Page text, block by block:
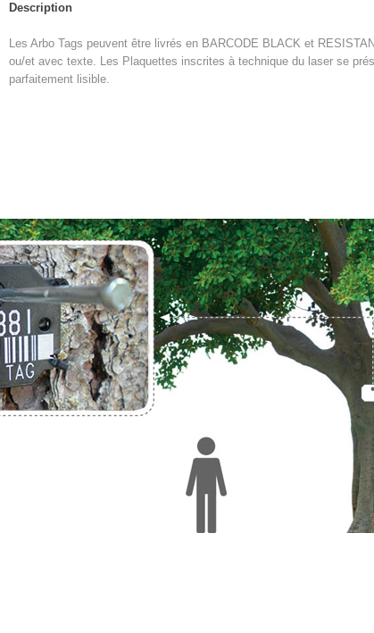
Description
Les Arbo Tags peuvent être livrés en BARCODE BLACK et
ou/et avec texte. Les Plaquettes inscrites à technique du laser se
parfaitement lisible.